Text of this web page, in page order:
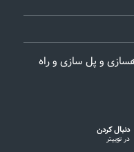
و پل سازی و راه
دنبال کردن
در توییتر